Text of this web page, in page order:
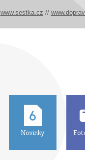
Novinky
www.sestka.cz //